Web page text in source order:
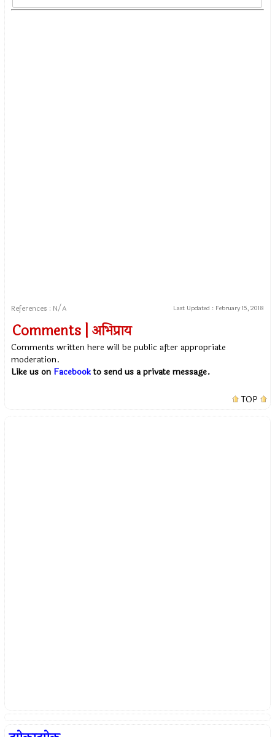
References : N/A Last Updated : February 15, 2018
Comments | अभिप्राय
Comments written here will be public after appropriate
moderation.
Like us on Facebookto send us a private message.
TOP